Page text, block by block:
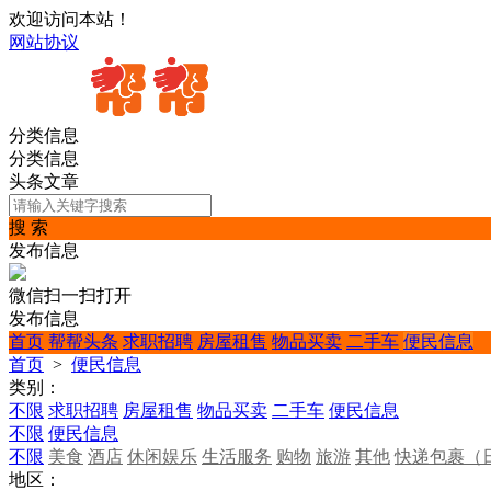
欢迎访问本站！
网站协议
分类信息
分类信息
头条文章
搜 索
发布信息
微信扫一扫打开
发布信息
首页 帮帮头条 求职招聘 房屋租售 物品买卖 二手车 便民信息
首页 > 便民信息
类别：
不限 求职招聘 房屋租售 物品买卖 二手车 便民信息
不限 便民信息
不限 美食 酒店 休闲娱乐 生活服务 购物 旅游 其他 快递包裹（
地区：